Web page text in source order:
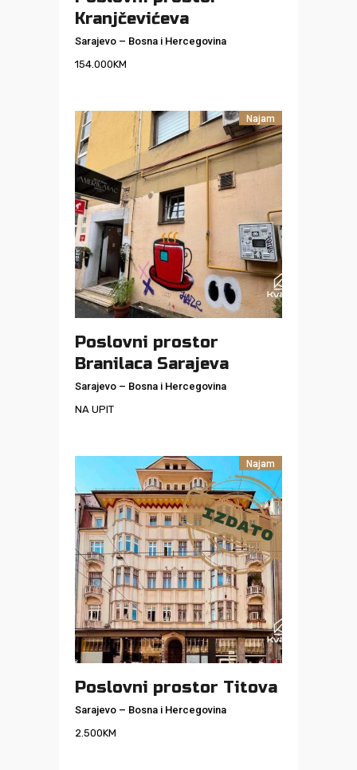
Kranjčevićeva
Sarajevo – Bosna i Hercegovina
154.000KM
Najam
Poslovni prostor
Branilaca Sarajeva
Sarajevo – Bosna i Hercegovina
NA UPIT
Najam
Poslovni prostor Titova
Sarajevo – Bosna i Hercegovina
2.500KM